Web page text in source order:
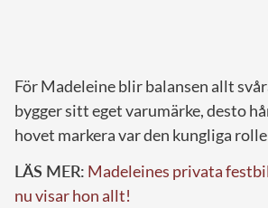
För Madeleine blir balansen allt
bygger sitt eget varumärke, desto
hovet markera var den kungliga
LÄS MER: Madeleines privata
nu visar hon allt!